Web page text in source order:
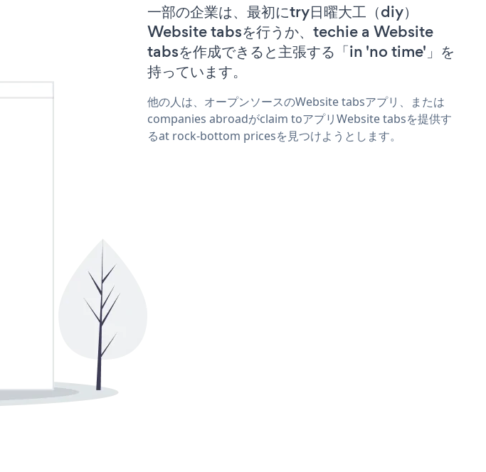
一部の企業は、最初にtry日曜大工（diy）
Website tabsを行うか、techie a Website
tabsを作成できると主張する「in 'no time'」を
持っています。
他の人は、オープンソースのWebsite tabsアプリ、または
companies abroadがclaim toアプリWebsite tabsを提供す
るat rock-bottom pricesを見つけようとします。